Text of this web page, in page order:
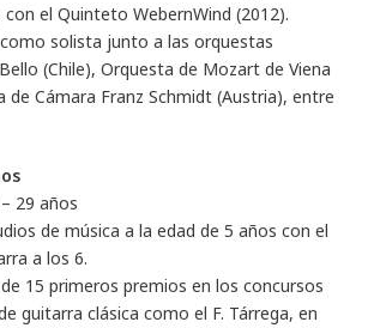
con el Quinteto WebernWind (2012).
solista junto a las orquestas
(Chile), Orquesta de Mozart de Viena
de Cámara Franz Schmidt (Austria), entre
29 años
de música a la edad de 5 años con el
a los 6.
15 primeros premios en los concursos
guitarra clásica como el F. Tárrega, en